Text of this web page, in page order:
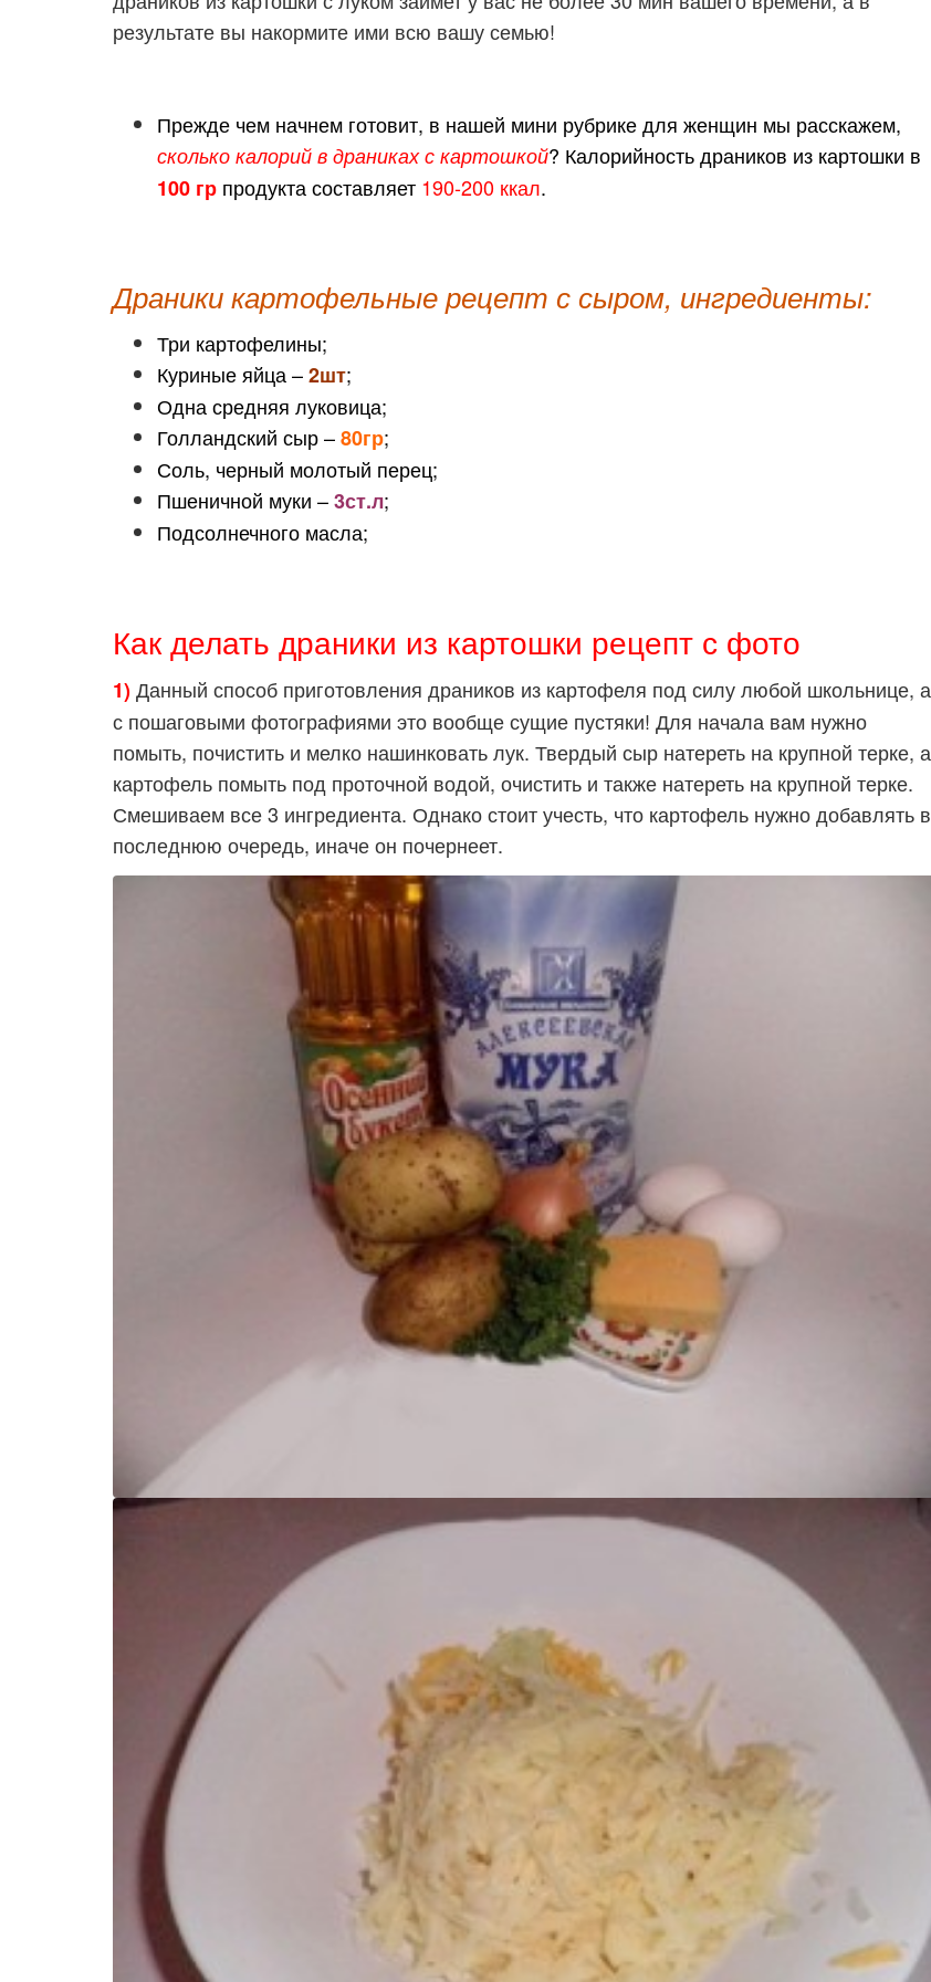
результате вы накормите ими всю вашу семью!
Прежде чем начнем готовит, в нашей мини рубрике для женщин мы расскажем,
сколько калорий в драниках с картошкой? Калорийность драников из картошки в
100 гр продукта составляет 190-200 ккал.
Драники картофельные рецепт с сыром, ингредиенты:
Три картофелины;
Куриные яйца –2шт;
Одна средняя луковица;
Голландский сыр –80гр;
Соль, черный молотый перец;
Пшеничной муки –3ст.л;
Подсолнечного масла;
Как делать драники из картошки рецепт с фото
1)Данный способ приготовления драников из картофеля под силу любой школьнице, а
с пошаговыми фотографиями это вообще сущие пустяки! Для начала вам нужно
помыть, почистить и мелко нашинковать лук. Твердый сыр натереть на крупной терке, а
картофель помыть под проточной водой, очистить и также натереть на крупной терке.
Смешиваем все 3 ингредиента. Однако стоит учесть, что картофель нужно добавлять в
последнюю очередь, иначе он почернеет.